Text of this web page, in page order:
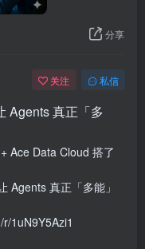
分享
关注 私信
Agents 真正「多
Ace Data Cloud 搭了
Agents 真正「多能」
1uN9Y5Azi1